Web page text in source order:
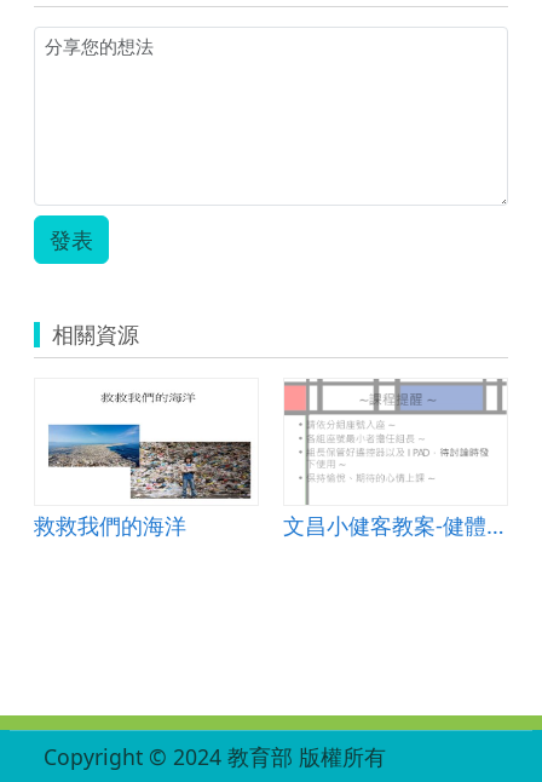
發表
相關資源
救救我們的海洋
文昌小健客教案-健體領域
Copyright © 2024 教育部 版權所有